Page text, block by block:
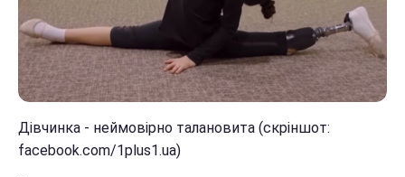
Дівчинка - неймовірно талановита (скріншот:
facebook.com/1plus1.ua)